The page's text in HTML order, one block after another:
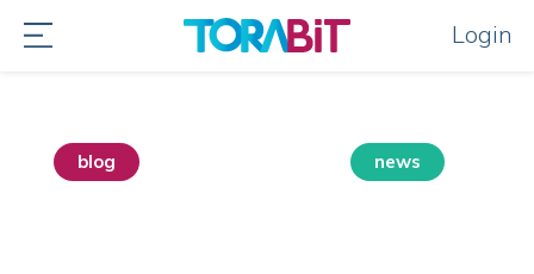
Login
blog news